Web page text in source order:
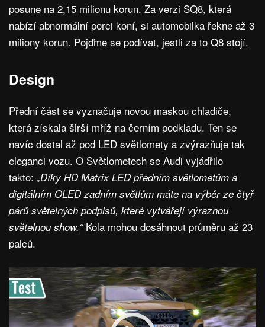
posune na 2,15 milionu korun. Za verzi SQ8, která
nabízí abnormální porci koní, si automobilka řekne až 3
miliony korun. Pojďme se podívat, jestli za to Q8 stojí.
Design
Přední část se vyznačuje novou maskou chladiče,
která získala širší mříž na černím podkladu. Ten se
navíc dostal až pod LED světlomety a zvýrazňuje tak
eleganci vozu. O Světlometech se Audi vyjádřilo
takto: „Díky HD Matrix LED předním světlometům a
digitálním OLED zadním světlům máte na výběr ze čtyř
párů světelných podpisů, které vytvářejí výraznou
světelnou show.“ Kola mohou dosáhnout průměru až 23
palců.